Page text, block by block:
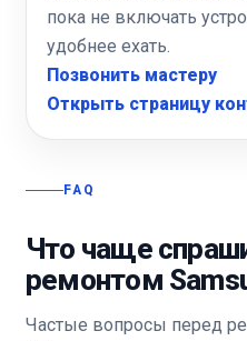
пока не включать
удобнее ехать.
Позвонить мастеру
Открыть страницу
FAQ
Что чаще
ремонтом
Частые вопросы перед